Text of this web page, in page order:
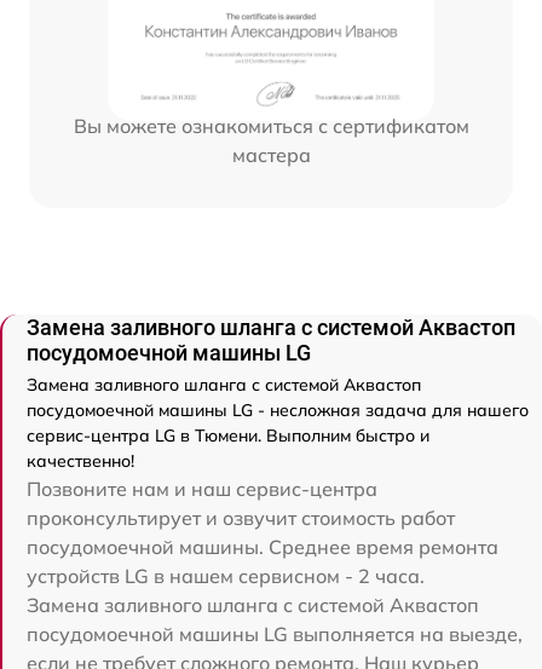
Вы можете ознакомиться с сертификатом
мастера
Замена заливного шланга с системой Аквастоп
посудомоечной машины LG
Замена заливного шланга с системой Аквастоп
посудомоечной машины LG - несложная задача для нашего
сервис-центра LG в Тюмени. Выполним быстро и
качественно!
Позвоните нам и наш сервис-центра
проконсультирует и озвучит стоимость работ
посудомоечной машины. Среднее время ремонта
устройств LG в нашем сервисном - 2 часа.
Замена заливного шланга с системой Аквастоп
посудомоечной машины LG выполняется на выезде,
если не требует сложного ремонта. Наш курьер